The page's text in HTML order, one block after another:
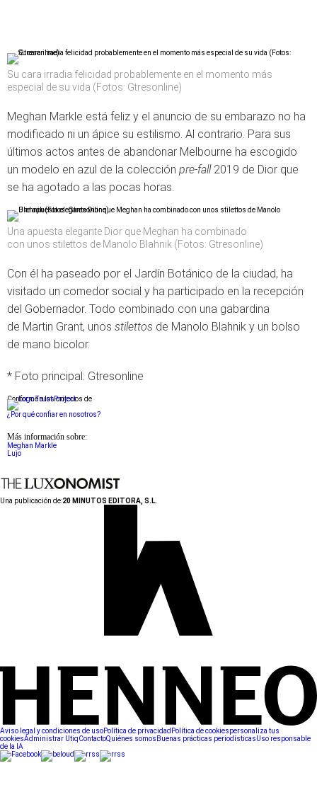
Su cara irradia felicidad probablemente en el momento más
especial de su vida (Fotos: Gtresonline)
Meghan Markle está feliz y el anuncio de su embarazo no ha
modificado ni un ápice su estilismo. Al contrario. Para sus
últimos actos antes de abandonar Melbourne ha escogido
un modelo en azul de la colección pre-fall2019 de Dior que
se ha agotado a las pocas horas.
Una apuesta elegante Dior que Meghan ha combinado
con unos stilettos de Manolo Blahnik (Fotos: Gtresonline)
Con él ha paseado por el Jardín Botánico de la ciudad, ha
visitado un comedor social y ha participado en la recepción
del Gobernador. Todo combinado con una gabardina
de Martin Grant, unos stilettos de Manolo Blahnik y un bolso
de mano bicolor.
* Foto principal: Gtresonline
Conforme a los criterios de
¿Por qué confiar en nosotros?
Más información sobre:
Meghan Markle
Lujo
Una publicación de:20 MINUTOS EDITORA, S.L.
Aviso legal y condiciones de usoPolítica de privacidad Política de cookiespersonaliza tus
cookiesAdministrar UtiqContactoQuiénes somos Buenas prácticas periodísticasUso responsable
de la IA